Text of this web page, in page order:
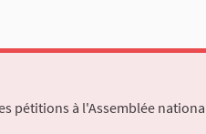
pétitions à l'Assemblée